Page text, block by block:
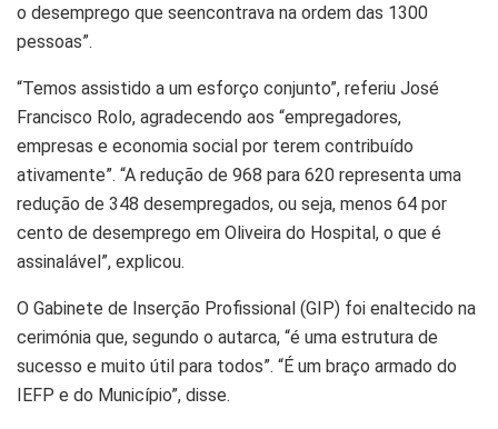
o desemprego que seencontrava na ordem das 1300
pessoas”.
“Temos assistido a um esforço conjunto”, referiu José
Francisco Rolo, agradecendo aos “empregadores,
empresas e economia social por terem contribuído
ativamente”. “A redução de 968 para 620 representa uma
redução de 348 desempregados, ou seja, menos 64 por
cento de desemprego em Oliveira do Hospital, o que é
assinalável”, explicou.
O Gabinete de Inserção Profissional (GIP) foi enaltecido na
cerimónia que, segundo o autarca, “é uma estrutura de
sucesso e muito útil para todos”. “É um braço armado do
IEFP e do Município”, disse.